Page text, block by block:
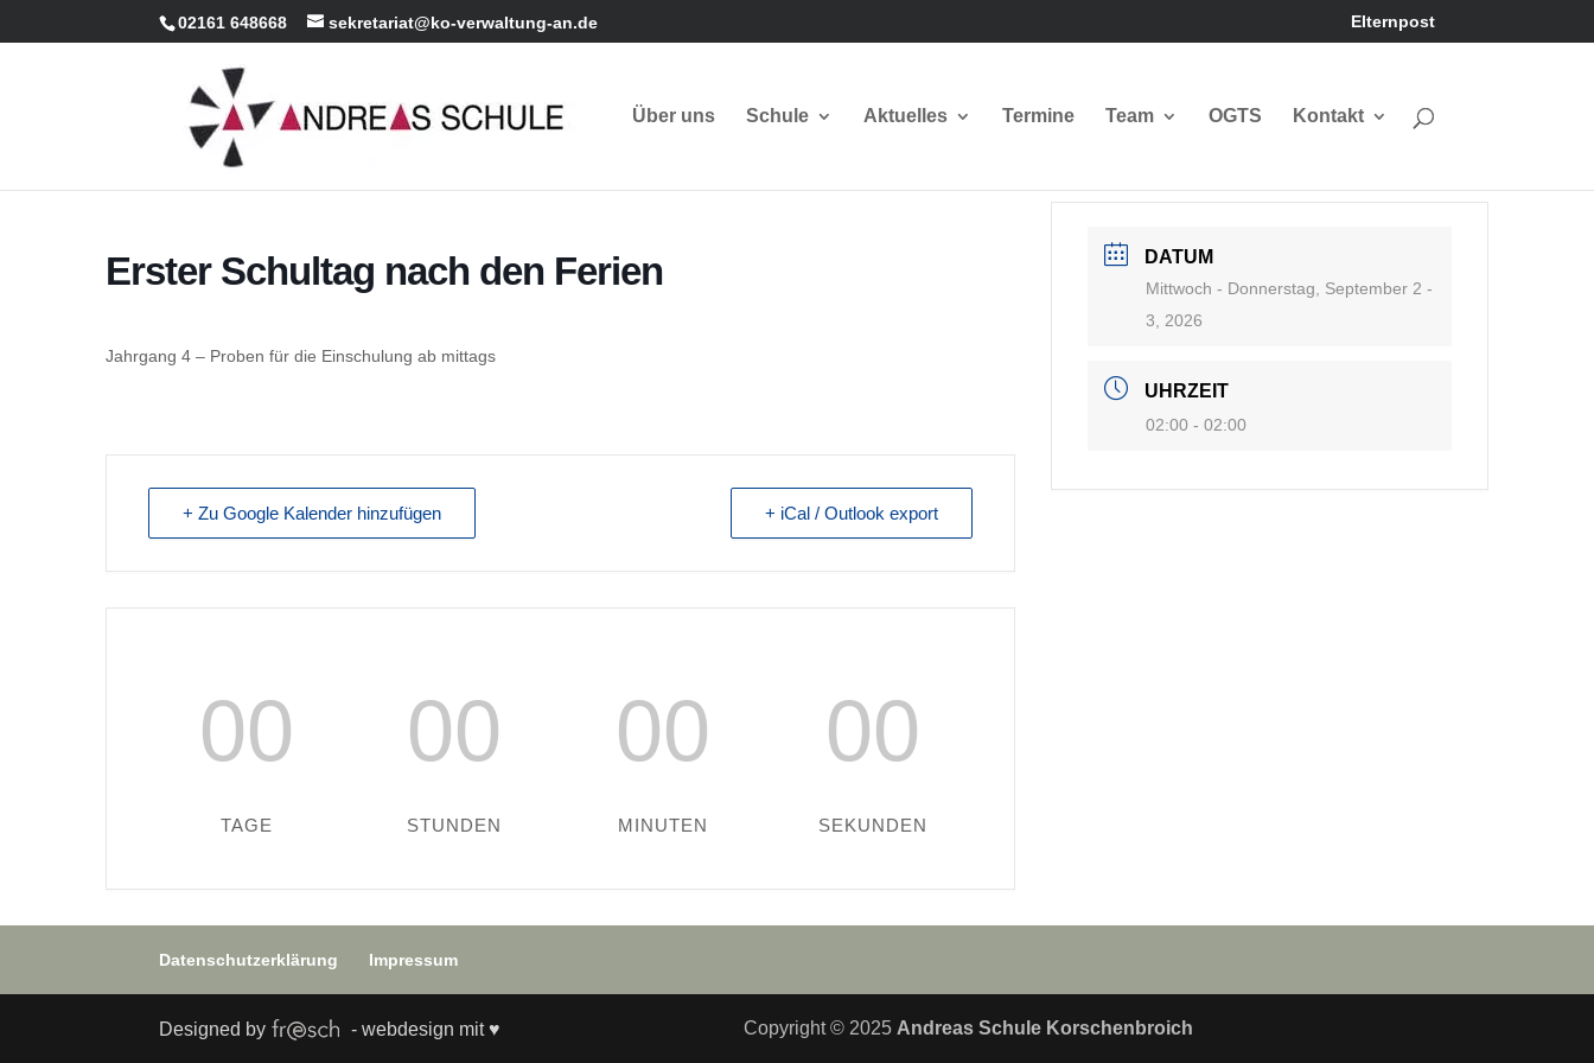
02161 648668 sekretariat@ko-verwaltung-an.de Elternpost
Über uns Schule Aktuelles Termine Team OGTS Kontakt
Erster Schultag nach den Ferien
Jahrgang 4 – Proben für die Einschulung ab mittags
+ Zu Google Kalender hinzufügen + iCal / Outlook export
00
TAGE
00
STUNDEN
00
MINUTEN
00
SEKUNDEN
DATUM
Mittwoch - Donnerstag, September 2 -
3, 2026
UHRZEIT
02:00 - 02:00
Datenschutzerklärung Impressum
Designed by - webdesign mit ♥ Copyright © 2025 Andreas Schule Korschenbroich